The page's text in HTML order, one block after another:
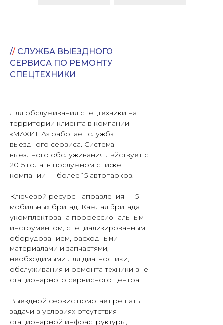
// СЛУЖБА ВЫЕЗДНОГО
СЕРВИСА ПО РЕМОНТУ
СПЕЦТЕХНИКИ
Для обслуживания спецтехники на
территории клиента в компании
«МАХИНА» работает служба
выездного сервиса. Система
выездного обслуживания действует с
2015 года, в послужном списке
компании — более 15 автопарков.
Ключевой ресурс направления — 5
мобильных бригад. Каждая бригада
укомплектована профессиональным
инструментом, специализированным
оборудованием, расходными
материалами и запчастями,
необходимыми для диагностики,
обслуживания и ремонта техники вне
стационарного сервисного центра.
Выездной сервис помогает решать
задачи в условиях отсутствия
стационарной инфраструктуры,